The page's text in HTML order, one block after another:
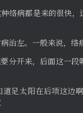
络病都是来的很快
治左。一般来说，络
分开来，后面这一
道足太阳在后项这边